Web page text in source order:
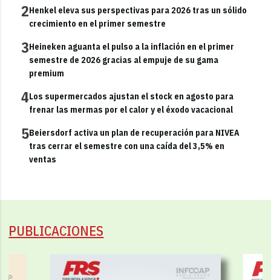
2Henkel eleva sus perspectivas para 2026 tras un sólido
crecimiento en el primer semestre
3Heineken aguanta el pulso a la inflación en el primer
semestre de 2026 gracias al empuje de su gama
premium
4Los supermercados ajustan el stock en agosto para
frenar las mermas por el calor y el éxodo vacacional
5Beiersdorf activa un plan de recuperación para NIVEA
tras cerrar el semestre con una caída del 3,5% en
ventas
PUBLICACIONES